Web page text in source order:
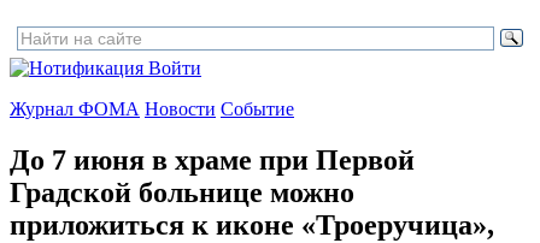
Войти
Журнал ФОМА Новости Событие
До 7 июня в храме при Первой
Градской больнице можно
приложиться к иконе «Троеручица»,